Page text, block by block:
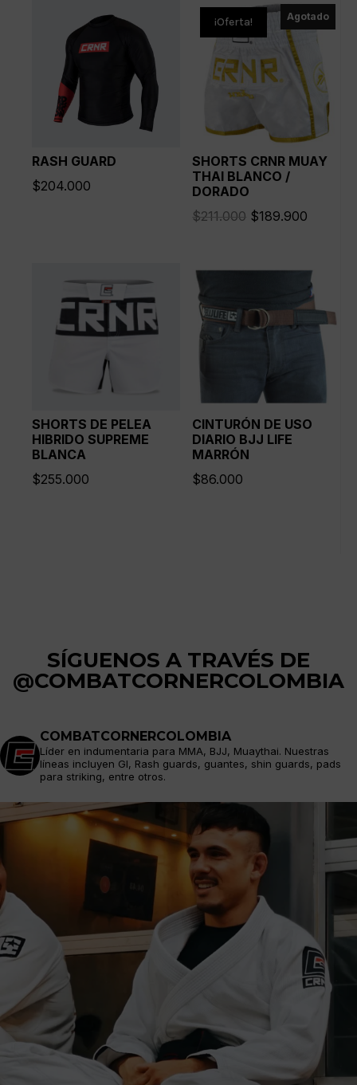
RASH GUARD
$204.000
¡Oferta! Agotado
SHORTS CRNR MUAY
THAI BLANCO /
DORADO
$211.000 El
$211.000.
$189.900
es:
SHORTS DE PELEA
HIBRIDO SUPREME
BLANCA
$255.000
CINTURÓN DE USO
DIARIO BJJ LIFE
MARRÓN
$86.000
SÍGUENOS A TRAVÉS DE
@COMBATCORNERCOLOMBIA
COMBATCORNERCOLOMBIA
Líder en indumentaria para MMA, BJJ, Muaythai. Nuestras
líneas incluyen GI, Rash guards, guantes, shin guards, pads
para striking, entre otros.